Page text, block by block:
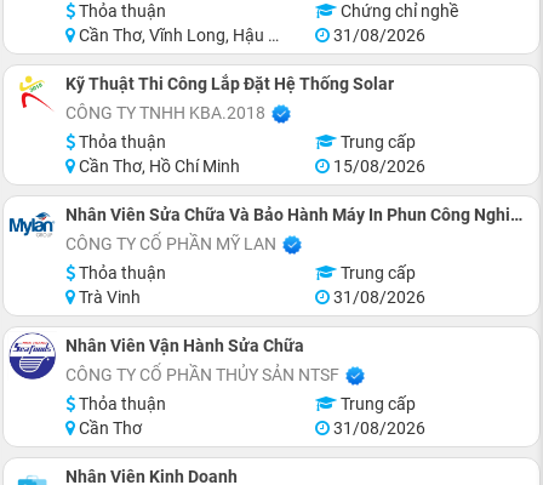
Thỏa thuận
Chứng chỉ nghề
Cần Thơ, Vĩnh Long, Hậu Giang, Sóc Trăng
31/08/2026
Kỹ Thuật Thi Công Lắp Đặt Hệ Thống Solar
CÔNG TY TNHH KBA.2018
Thỏa thuận
Trung cấp
Cần Thơ, Hồ Chí Minh
15/08/2026
Nhân Viên Sửa Chữa Và Bảo Hành Máy In Phun Công Nghiệp
CÔNG TY CỔ PHẦN MỸ LAN
Thỏa thuận
Trung cấp
Trà Vinh
31/08/2026
Nhân Viên Vận Hành Sửa Chữa
CÔNG TY CỔ PHẦN THỦY SẢN NTSF
Thỏa thuận
Trung cấp
Cần Thơ
31/08/2026
Nhân Viên Kinh Doanh